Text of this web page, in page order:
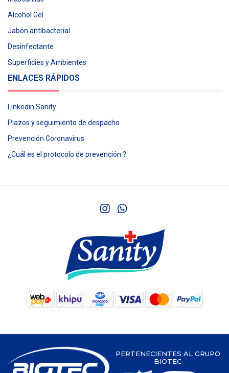
Alcohol Gel
Jabón antibacterial
Desinfectante
Superficies y Ambientes
ENLACES RÁPIDOS
Linkedin Sanity
Plazos y seguimiento de despacho
Prevención Coronavirus
¿Cuál es el protocolo de prevención ?
PERTENECIENTES AL GRUPO
BIOTEC